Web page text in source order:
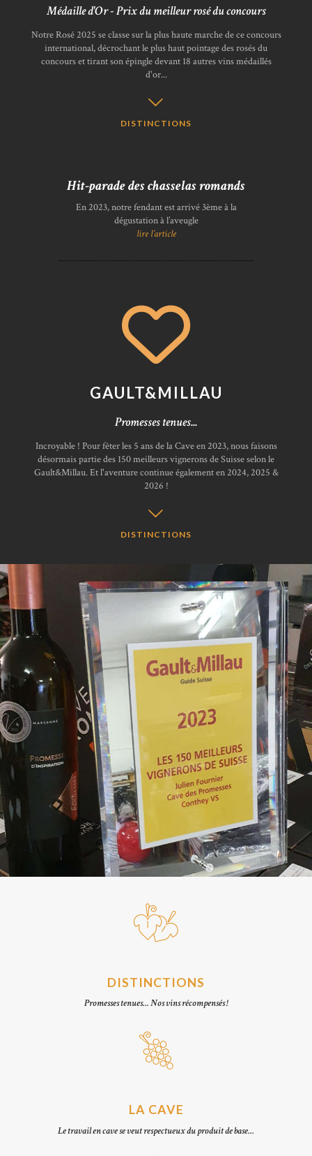
Médaille d'Or - Prix du meilleur rosé du concours
Notre Rosé 2025 se classe sur la plus haute marche de ce concours
international, décrochant le plus haut pointage des rosés du
concours et tirant son épingle devant 18 autres vins médaillés
d'or...
DISTINCTIONS
Hit-parade des chasselas romands
En 2023, notre fendant est arrivé 3ème à la
dégustation à l’aveugle
lire l’article
GAULT&MILLAU
Promesses tenues...
Incroyable ! Pour fêter les 5 ans de la Cave en 2023, nous faisons
désormais partie des 150 meilleurs vignerons de Suisse selon le
Gault&Millau. Et l'aventure continue également en 2024, 2025 &
2026 !
DISTINCTIONS
DISTINCTIONS
Promesses tenues... Nos vins récompensés !
LA CAVE
Le travail en cave se veut respectueux du produit de base...